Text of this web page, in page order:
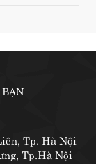
Tp. Hà Nội
Tp.Hà Nội